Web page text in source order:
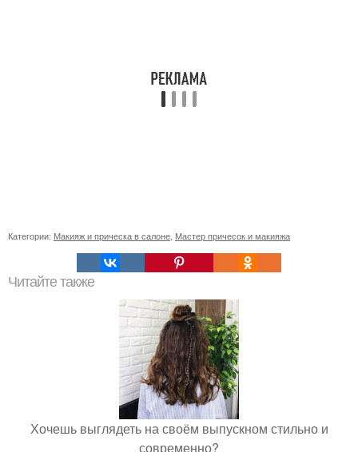
Категории: Макияж и прическа в салоне Мастер причесок и макияжа
Читайте также
Хочешь выглядеть на своём выпускном стильно и
современно?